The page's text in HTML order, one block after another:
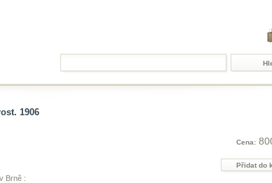
1906
Brně :
Cena: